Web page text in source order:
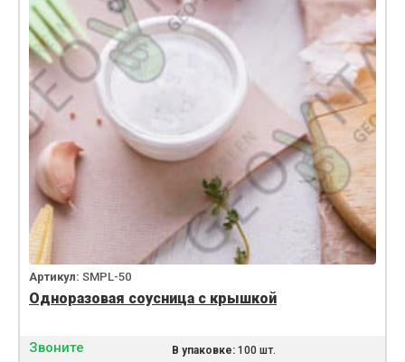
Артикул: SMPL-50
Одноразовая соусница с крышкой
Звоните В упаковке:100 шт.